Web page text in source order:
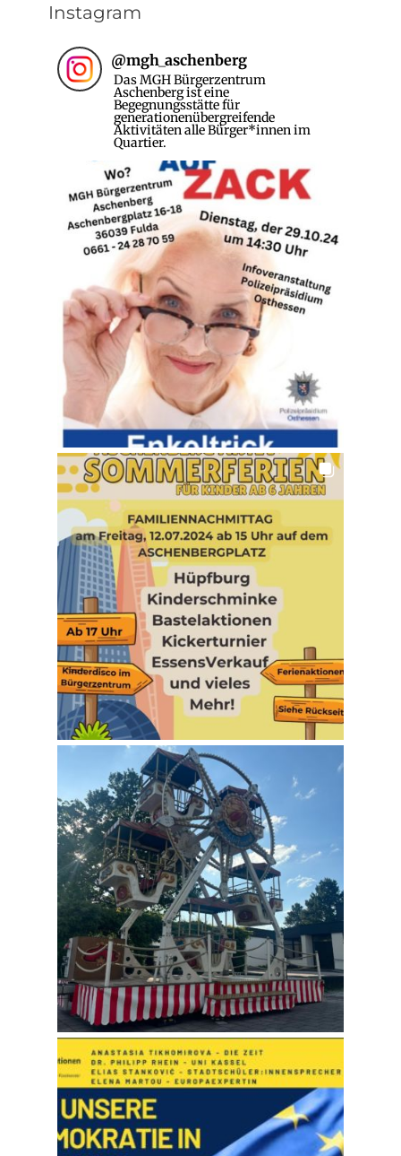
Instagram
@mgh_aschenberg
Das MGH Bürgerzentrum
Aschenberg ist eine
Begegnungsstätte für
generationenübergreifende
Aktivitäten alle Bürger*innen im
Quartier.